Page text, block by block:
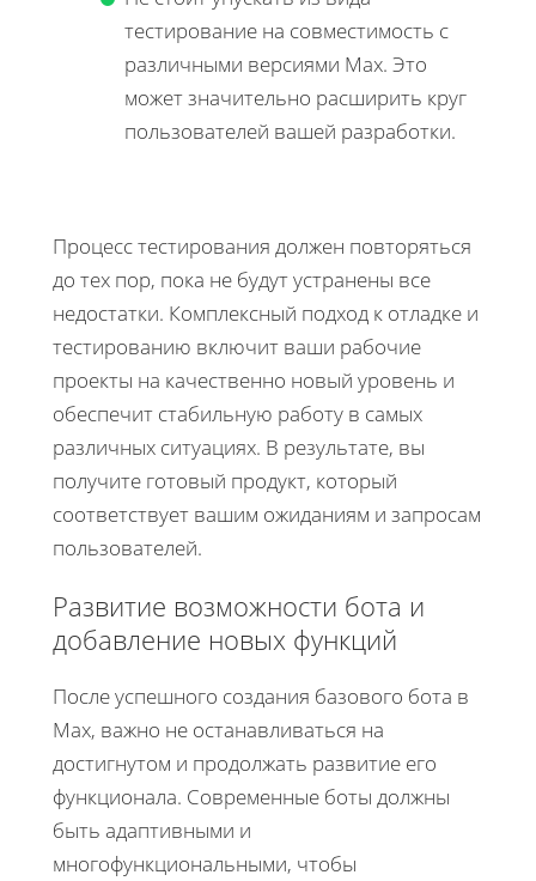
тестирование на совместимость с
различными версиями Max. Это
может значительно расширить круг
пользователей вашей разработки.
Процесс тестирования должен повторяться
до тех пор, пока не будут устранены все
недостатки. Комплексный подход к отладке и
тестированию включит ваши рабочие
проекты на качественно новый уровень и
обеспечит стабильную работу в самых
различных ситуациях. В результате, вы
получите готовый продукт, который
соответствует вашим ожиданиям и запросам
пользователей.
Развитие возможности бота и
добавление новых функций
После успешного создания базового бота в
Max, важно не останавливаться на
достигнутом и продолжать развитие его
функционала. Современные боты должны
быть адаптивными и
многофункциональными, чтобы